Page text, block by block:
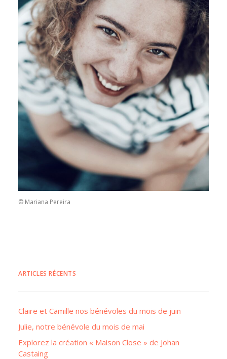
© Mariana Pereira
ARTICLES RÉCENTS
Claire et Camille nos bénévoles du mois de juin
Julie, notre bénévole du mois de mai
Explorez la création « Maison Close » de Johan
Castaing